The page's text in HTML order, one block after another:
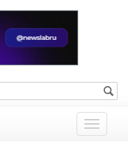
Показать
меню